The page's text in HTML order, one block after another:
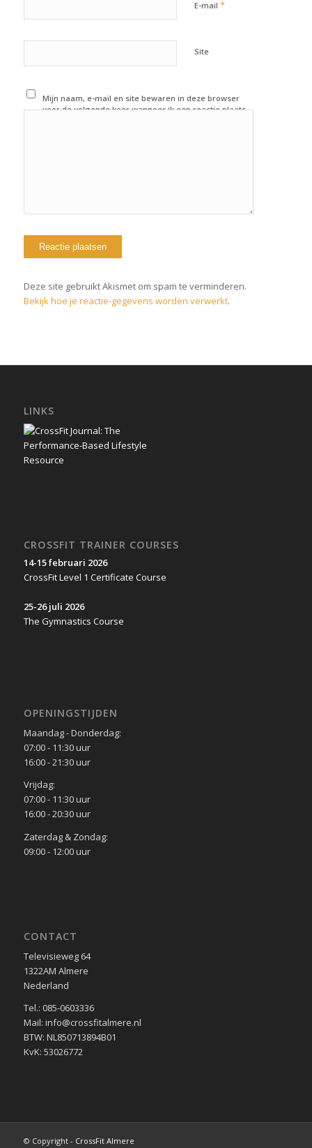
E-mail *
Site
Mijn naam, e-mail en site bewaren in deze browser
voor de volgende keer wanneer ik een reactie plaats.
Deze site gebruikt Akismet om spam te verminderen.
Bekijk hoe je reactie-gegevens worden verwerkt.
LINKS
CROSSFIT TRAINER COURSES
14-15 februari 2026
CrossFit Level 1 Certificate Course
25-26 juli 2026
The Gymnastics Course
OPENINGSTIJDEN
Maandag - Donderdag:
07:00 - 11:30 uur
16:00 - 21:30 uur
Vrijdag:
07:00 - 11:30 uur
16:00 - 20:30 uur
Zaterdag & Zondag:
09:00 - 12:00 uur
CONTACT
Televisieweg 64
1322AM Almere
Nederland
Tel.: 085-0603336
Mail: info@crossfitalmere.nl
BTW: NL850713894B01
KvK: 53026772
© Copyright - CrossFit Almere